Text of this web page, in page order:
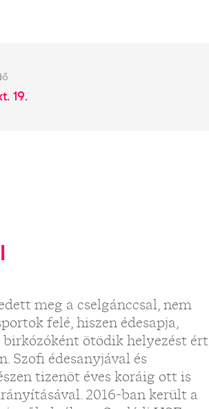
19.
meg a cselgánccsal, nem
felé, hiszen édesapja,
ötödik helyezést ért
Szofi édesanyjával és
tizenöt éves koráig ott is
2016-ban került a